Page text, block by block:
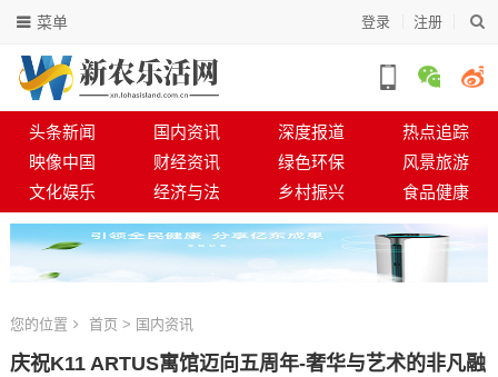
登录 注册
菜单
头条新闻 国内资讯 深度报道
热点追踪
映像中国
财经资讯 绿色环保
风景旅游
文化娱乐
经济与法 乡村振兴 食品健康
您的位置 首页 > 国内资讯
庆祝K11 ARTUS寓馆迈向五周年-奢华与艺术的非凡融